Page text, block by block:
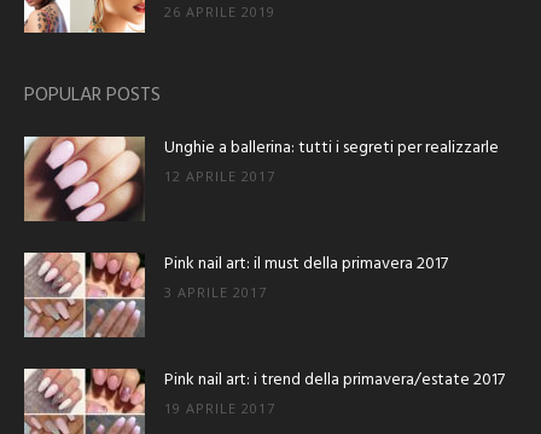
26 APRILE 2019
POPULAR POSTS
Unghie a ballerina: tutti i segreti per realizzarle
12 APRILE 2017
Pink nail art: il must della primavera 2017
3 APRILE 2017
Pink nail art: i trend della primavera/estate 2017
19 APRILE 2017